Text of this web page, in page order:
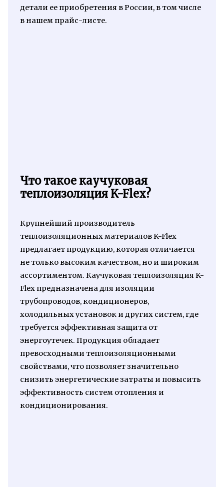
детали ее приобретения в России, в том числе
в нашем прайс-листе.
Что такое каучуковая
теплоизоляция K-Flex?
Крупнейший производитель
теплоизоляционных материалов K-Flex
предлагает продукцию, которая отличается
не только высоким качеством, но и широким
ассортиментом. Каучуковая теплоизоляция K-
Flex предназначена для изоляции
трубопроводов, кондиционеров,
холодильных установок и других систем, где
требуется эффективная защита от
энергоутечек. Продукция обладает
превосходными теплоизоляционными
свойствами, что позволяет значительно
снизить энергетические затраты и повысить
эффективность систем отопления и
кондиционирования.